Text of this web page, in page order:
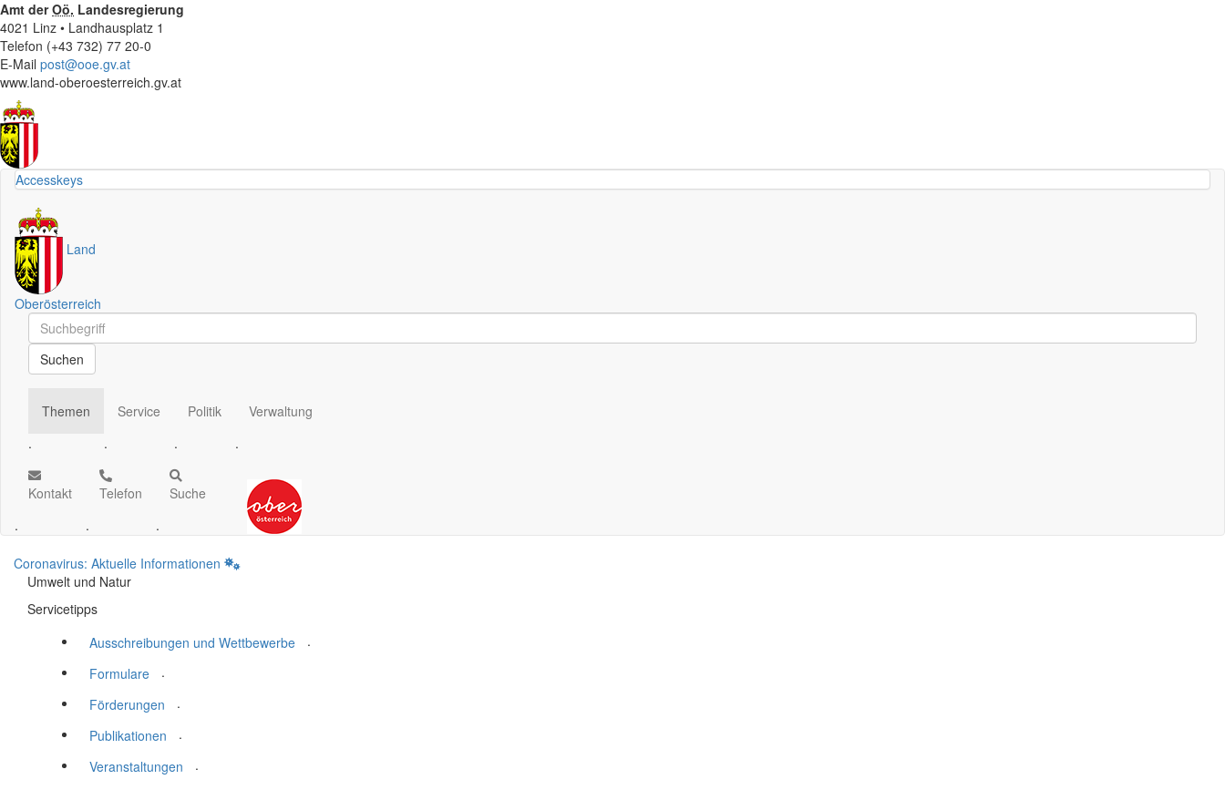
Amt derOö. Landesregierung
4021 Linz • Landhausplatz 1
Telefon (+43 732) 77 20-0
E-Mail post@ooe.gv.at
www.land-oberoesterreich.gv.at
Accesskeys
Land
Oberösterreich
Schnellsuche
Schnellsuche
Suchen
Themen
.
Service
.
Politik
.
Verwaltung
.
Kontakt
.
Telefon
.
Suche
.
Coronavirus: Aktuelle Informationen
Umwelt und Natur
Servicetipps
Ausschreibungen und Wettbewerbe
.
Formulare
.
Förderungen
.
Publikationen
.
Veranstaltungen
.